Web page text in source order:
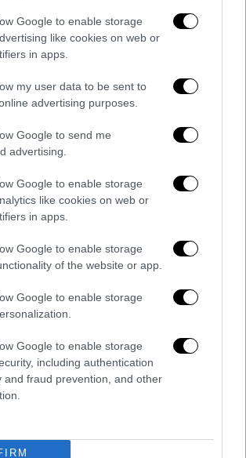
Google to enable storage
like cookies on web or
in apps.
my user data to be sent to
advertising purposes.
Google to send me
advertising.
Google to enable storage
like cookies on web or
in apps.
Google to enable storage
of the website or app.
Google to enable storage
Google to enable storage
including authentication
and fraud prevention, and other
introduce the Article of
this Monday during the
pro forma session.
t.co/qm7LmXhOgK
(@tedlieu)January 9,
2021
κάτι που είναι βέβαιο,
από τους
ΗΠΑ πουπαραπέμπεται δύο
έθεσε σε σοβαρό κίνδυνο την
ΗΠΑ και των κυβερνητικών
την ακεραιότητα του
συστήματος, παρενέβη στην
εξουσίας και απείλησε
τομέα διακυβέρνησης»,
Δημοκρατικοί βουλευτές.